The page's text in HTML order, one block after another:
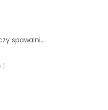
Agregat prądotwórczy spawalniczy Sumera Motor Smw-200dck-H
)